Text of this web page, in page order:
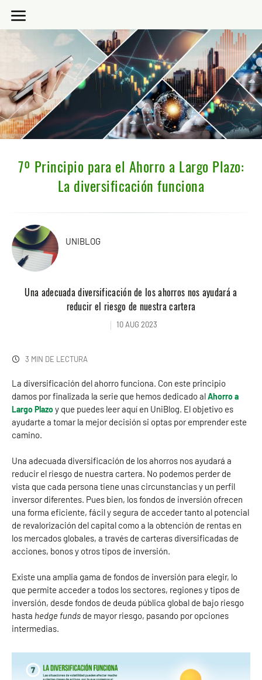
7º Principio para el Ahorro a Largo Plazo:
La diversificación funciona
UNIBLOG
Una adecuada diversificación de los ahorros nos ayudará a
reducir el riesgo de nuestra cartera
10 AUG 2023
3 MIN DE LECTURA
La diversificación del ahorro funciona. Con este principio
damos por finalizada la serie que hemos dedicado alAhorro a
Largo Plazoy que puedes leer aquí en UniBlog. El objetivo es
ayudarte a tomar la mejor decisión si optas por emprender este
camino.
Una adecuada diversificación de los ahorros nos ayudará a
reducir el riesgo de nuestra cartera. No podemos perder de
vista que cada persona tiene unas circunstancias y un perfil
inversor diferentes. Pues bien, los fondos de inversión ofrecen
una forma eficiente, fácil y segura de acceder tanto al potencial
de revalorización del capital como a la obtención de rentas en
los mercados globales, a través de carteras diversificadas de
acciones, bonos y otros tipos de inversión.
Existe una amplia gama de fondos de inversión para elegir, lo
que permite acceder a todos los sectores, regiones y tipos de
inversión, desde fondos de deuda pública global de bajo riesgo
hasta hedge funds de mayor riesgo, pasando por opciones
intermedias.